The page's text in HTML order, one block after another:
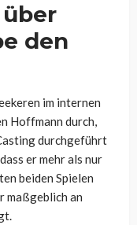
den
im internen
Hoffmann durch,
durchgeführt
er mehr als nur
beiden Spielen
maßgeblich an